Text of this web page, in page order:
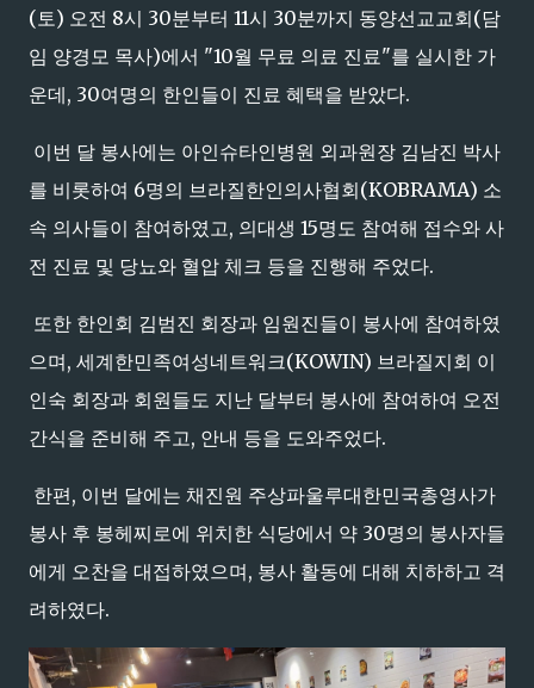
(토) 오전 8시 30분부터 11시 30분까지 동양선교교회(담
임 양경모 목사)에서 "10월 무료 의료 진료"를 실시한 가
운데, 30여명의 한인들이 진료 혜택을 받았다.
이번 달 봉사에는 아인슈타인병원 외과원장 김남진 박사
를 비롯하여 6명의 브라질한인의사협회(KOBRAMA) 소
속 의사들이 참여하였고, 의대생 15명도 참여해 접수와 사
전 진료 및 당뇨와 혈압 체크 등을 진행해 주었다.
또한 한인회 김범진 회장과 임원진들이 봉사에 참여하였
으며, 세계한민족여성네트워크(KOWIN) 브라질지회 이
인숙 회장과 회원들도 지난 달부터 봉사에 참여하여 오전
간식을 준비해 주고, 안내 등을 도와주었다.
한편, 이번 달에는 채진원 주상파울루대한민국총영사가
봉사 후 봉헤찌로에 위치한 식당에서 약 30명의 봉사자들
에게 오찬을 대접하였으며, 봉사 활동에 대해 치하하고 격
려하였다.